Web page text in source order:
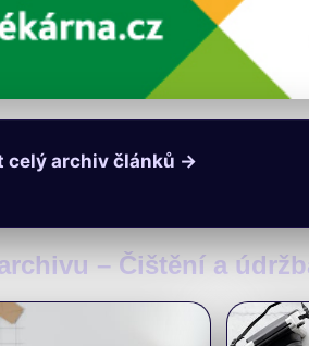
celý archiv článků →
– Čištění a